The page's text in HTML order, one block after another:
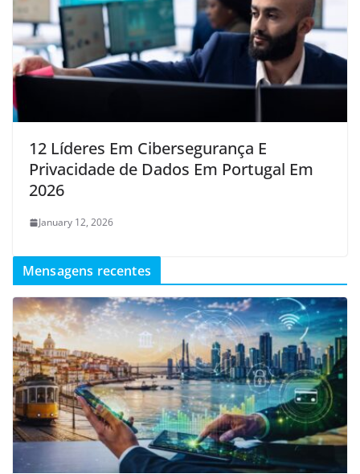
12 Líderes Em Cibersegurança E
Privacidade de Dados Em Portugal Em
2026
January 12, 2026
Mensagens recentes